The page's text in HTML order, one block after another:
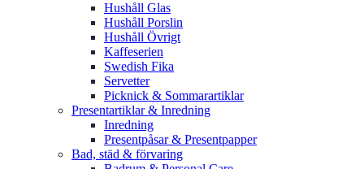
Hushåll Glas
Hushåll Porslin
Hushåll Övrigt
Kaffeserien
Swedish Fika
Servetter
Picknick & Sommarartiklar
Presentartiklar & Inredning
Inredning
Presentpåsar & Presentpapper
Bad, städ & förvaring